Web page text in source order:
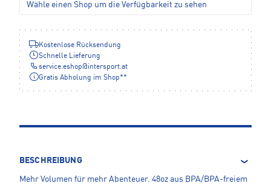
Wähle einen Shop um die Verfügbarkeit zu sehen
Kostenlose Rücksendung
Schnelle Lieferung
service.eshop@intersport.at
Gratis Abholung im Shop**
BESCHREIBUNG
Mehr Volumen für mehr Abenteuer. 48oz aus BPA/BPA-freiem